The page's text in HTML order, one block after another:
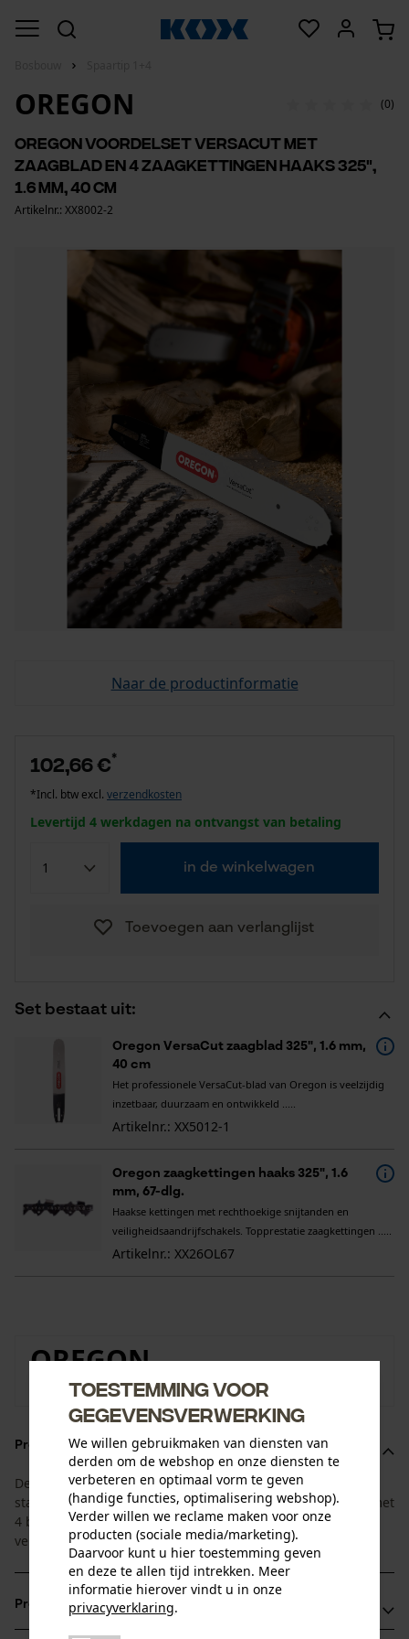
OREGON (0)
Oregon voordelset VersaCut met
zaagblad en 4 zaagkettingen haaks 325",
1.6 mm, 40 cm
Artikelnr.: XX8002-2
Naar de productinformatie
Set bestaat uit:
Oregon VersaCut zaagblad 325", 1.6 mm,
40 cm
Het professionele VersaCut-blad van Oregon is veelzijdig
inzetbaar, duurzaam en ontwikkeld .....
Artikelnr.: XX5012-1
Oregon zaagkettingen haaks 325", 1.6
mm, 67-dlg.
Haakse kettingen met rechthoekige snijtanden en
veiligheidsaandrijfschakels. Topprestatie zaagkettingen .....
Artikelnr.: XX26OL67
102,66 €*
*Incl. btw excl. verzendkosten
Levertijd 4 werkdagen na ontvangst van betaling
in de winkelwagen
Toevoegen aan verlanglijst
OREGON
Naar de merkenshop van Oregon
Productomschrijving
Deze 1+4 voordeelset van Oregon is afgestemd op de
standtijd van zaagblad en ketting. U ontvangt 1 zaagblad met
4 bijpassende zaagkettingen. Zo heeft u altijd een
vervangende ketting bij de hand.
Productvoordelen
Toestemming voor
gegevensverwerking
We willen gebruikmaken van diensten van
derden om de webshop en onze diensten te
verbeteren en optimaal vorm te geven
(handige functies, optimalisering webshop).
Verder willen we reclame maken voor onze
producten (sociale media/marketing).
Daarvoor kunt u hier toestemming geven
en deze te allen tijd intrekken. Meer
informatie hierover vindt u in onze
privacyverklaring.